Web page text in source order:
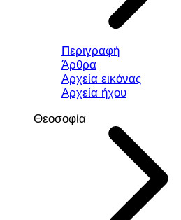
Περιγραφή
Άρθρα
Αρχεία εικόνας
Αρχεία ήχου
Θεοσοφία